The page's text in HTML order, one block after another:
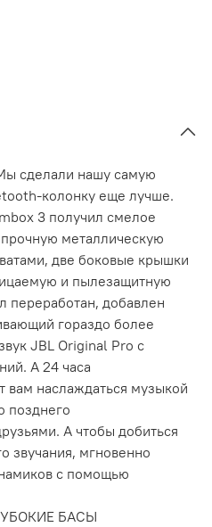
сделали нашу самую
колонку еще лучше.
3 получил смелое
металлическую
две боковые крышки
и пылезащитную
переработан, добавлен
гораздо более
JBL Original Pro с
А 24 часа
вам наслаждаться музыкой
позднего
А чтобы добиться
звучания, мгновенно
с помощью
БАСЫ